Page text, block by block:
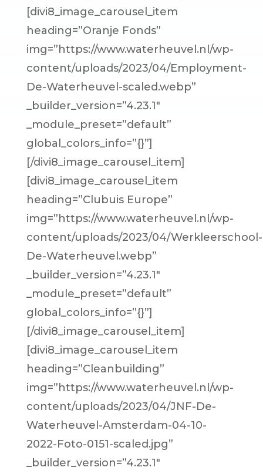
[divi8_image_carousel_item
heading=”Oranje Fonds”
img=”https://www.waterheuvel.nl/wp-
content/uploads/2023/04/Employment-
De-Waterheuvel-scaled.webp”
_builder_version=”4.23.1″
_module_preset=”default”
global_colors_info=”{}”]
[/divi8_image_carousel_item]
[divi8_image_carousel_item
heading=”Clubuis Europe”
img=”https://www.waterheuvel.nl/wp-
content/uploads/2023/04/Werkleerschool-
De-Waterheuvel.webp”
_builder_version=”4.23.1″
_module_preset=”default”
global_colors_info=”{}”]
[/divi8_image_carousel_item]
[divi8_image_carousel_item
heading=”Cleanbuilding”
img=”https://www.waterheuvel.nl/wp-
content/uploads/2023/04/JNF-De-
Waterheuvel-Amsterdam-04-10-
2022-Foto-0151-scaled.jpg”
_builder_version=”4.23.1″